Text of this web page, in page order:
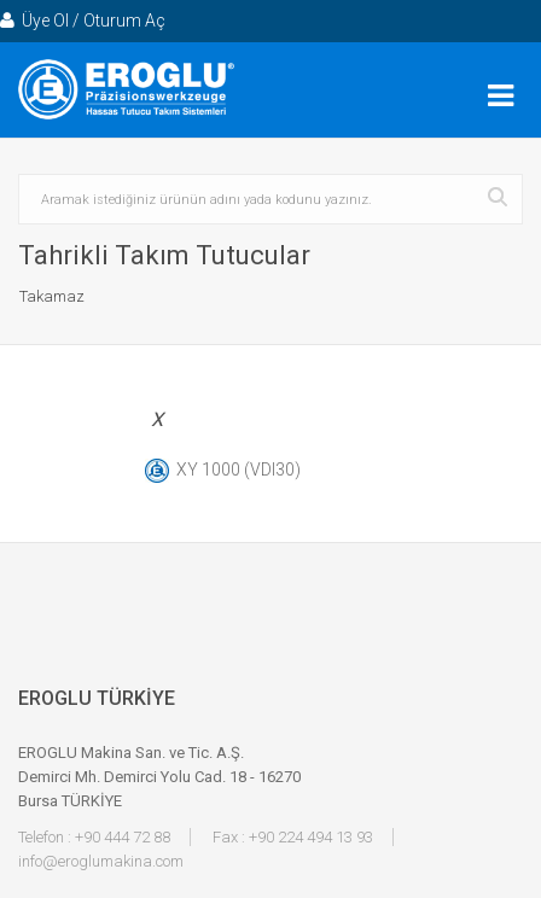
Üye Ol / Oturum Aç
Tahrikli Takım Tutucular
Takamaz
X
XY 1000 (VDI30)
EROGLU TÜRKİYE
EROGLU Makina San. ve Tic. A.Ş.
Demirci Mh. Demirci Yolu Cad. 18 - 16270
Bursa TÜRKİYE
Telefon : +90 444 72 88
Fax : +90 224 494 13 93
info@eroglumakina.com